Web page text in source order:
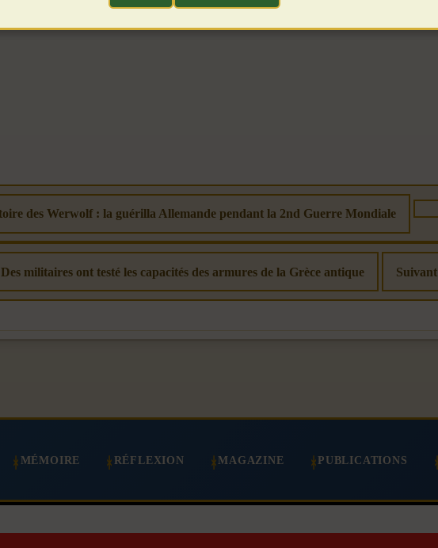
des Werwolf : la guérilla Allemande pendant la 2nd Guerre Mondiale
militaires ont testé les capacités des armures de la Grèce antique Suivant
MÉMOIRE RÉFLEXION MAGAZINE PUBLICATIONS